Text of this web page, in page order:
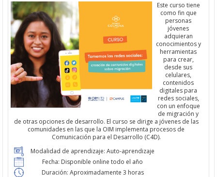
Este curso tiene
como fin que
personas
jóvenes
adquieran
conocimientos y
herramientas
para crear,
desde sus
celulares,
contenidos
digitales para
redes sociales,
con un enfoque
de migración y
de otras opciones de desarrollo. El curso se dirige a jóvenes de las
comunidades en las que la OIM implementa procesos de
Comunicación para el Desarrollo (C4D).
Modalidad de aprendizaje: Auto-aprendizaje
Fecha: Disponible online todo el año
Duración: Aproximadamente 3 horas